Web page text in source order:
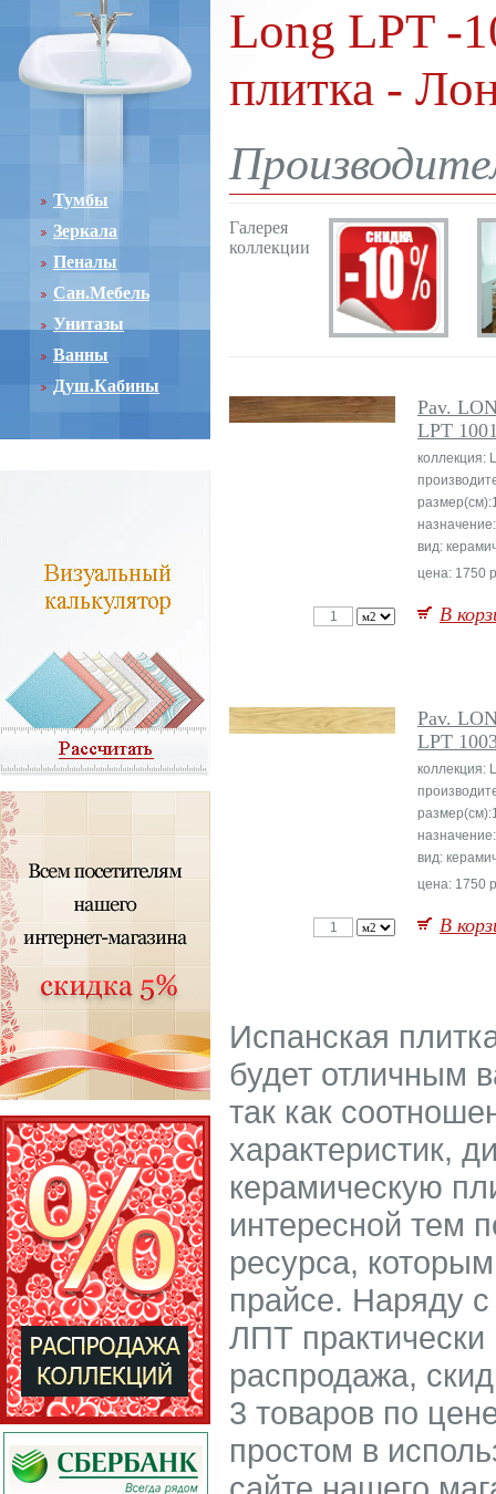
Тумбы
Зеркала
Пеналы
Сан.Мебель
Унитазы
Ванны
Душ.Кабины
Long LPT -
плитка -
Галерея
коллекции
Pav.
LPT
коллекция:
вид:
цена: 1750
В
Pav.
LPT
коллекция:
вид:
цена: 1750
В
Испанская
будет отличным
так как
характеристик,
керамическую
интересной тем
ресурса,
прайсе. Наряду
ЛПТ практически
распродажа,
3 товаров по
простом в